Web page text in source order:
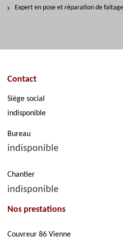
Expert en pose et réparation de
Contact
Siège social
indisponible
Bureau
indisponible
Chantier
indisponible
Nos prestations
Couvreur 86 Vienne